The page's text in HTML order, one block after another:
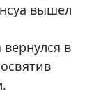
вышел
в